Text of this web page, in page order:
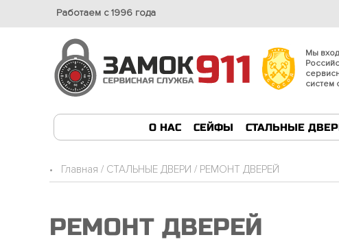
Работаем с 1996 года
Мы
систем
О НАС СЕЙФЫ СТАЛЬНЫЕ
• Главная / СТАЛЬНЫЕ ДВЕРИ / РЕМОНТ ДВЕРЕЙ
РЕМОНТ ДВЕРЕЙ